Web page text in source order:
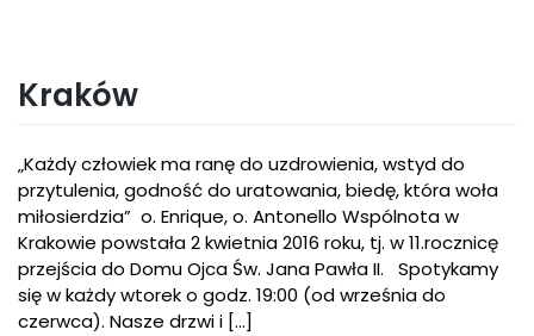
Kraków
„Każdy człowiek ma ranę do uzdrowienia, wstyd do
przytulenia, godność do uratowania, biedę, która woła
miłosierdzia” o. Enrique, o. Antonello Wspólnota w
Krakowie powstała 2 kwietnia 2016 roku, tj. w 11.rocznicę
przejścia do Domu Ojca Św. Jana Pawła II. Spotykamy
się w każdy wtorek o godz. 19:00 (od września do
czerwca). Nasze drzwi i [...]